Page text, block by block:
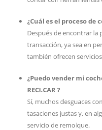
¿Cuál es el proceso de
Después de encontrar la
transacción, ya sea en
también ofrecen
¿Puedo vender mi
RECI.CAR ?
Sí, muchos desguaces
tasaciones justas y, en
servicio de remolque.